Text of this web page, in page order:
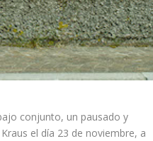
conjunto, un pausado y
el día 23 de noviembre, a